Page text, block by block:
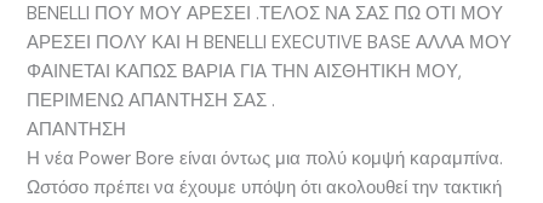
BENELLI ΠΟΥ ΜΟΥ ΑΡΕΣΕΙ .ΤΕΛΟΣ ΝΑ ΣΑΣ ΠΩ ΟΤΙ ΜΟΥ
ΑΡΕΣΕΙ ΠΟΛΥ ΚΑΙ Η BENELLI EXECUTIVE BASE ΑΛΛΑ ΜΟΥ
ΦΑΙΝΕΤΑΙ ΚΑΠΩΣ ΒΑΡΙΑ ΓΙΑ ΤΗΝ ΑΙΣΘΗΤΙΚΗ ΜΟΥ,
ΠΕΡΙΜΕΝΩ ΑΠΑΝΤΗΣΗ ΣΑΣ .
ΑΠΑΝΤΗΣΗ
Η νέα Power Bore είναι όντως μια πολύ κομψή καραμπίνα.
Ωστόσο πρέπει να έχουμε υπόψη ότι ακολουθεί την τακτική